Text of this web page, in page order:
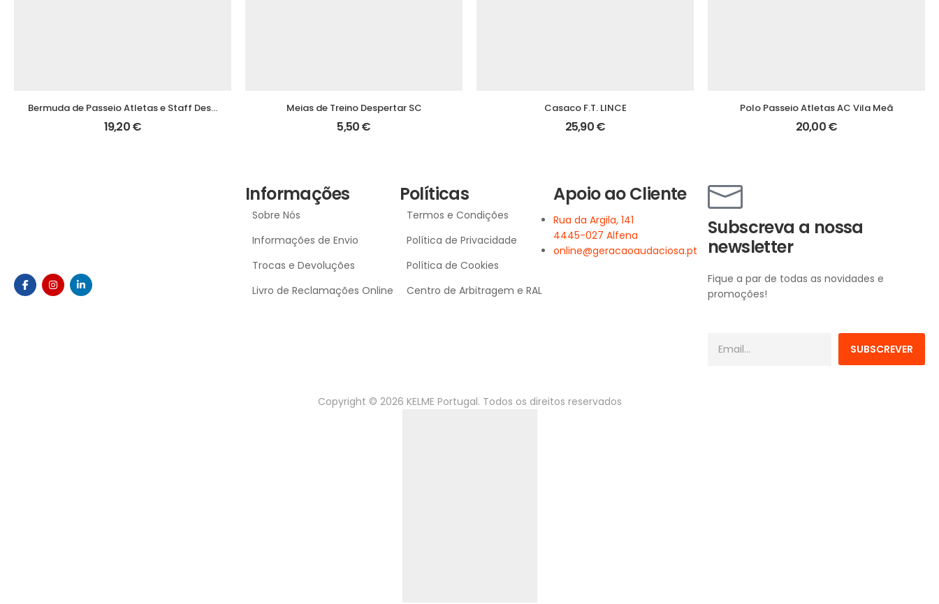
Bermuda de Passeio Atletas e Staff Despertar SC
19,20€
Meias de Treino Despertar SC
5,50€
Casaco F.T. LINCE
25,90€
Polo Passeio Atletas AC Vila Meã
20,00€
Informações
Sobre Nós
Informações de Envio
Trocas e Devoluções
Livro de Reclamações Online
Políticas
Termos e Condições
Política de Privacidade
Política de Cookies
Centro de Arbitragem e RAL
Apoio ao Cliente
Rua da Argila, 141
4445-027 Alfena
online@geracaoaudaciosa.pt
Subscreva a nossa
newsletter
Fique a par de todas as novidades e
promoções!
SUBSCREVER
Copyright © 2026 KELME Portugal. Todos os direitos reservados